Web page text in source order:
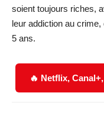
soient toujours riches,
leur addiction au
5 ans.
🔥 Netflix,